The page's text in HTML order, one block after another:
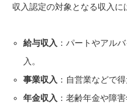
収入認定の対象となる収入に
給与収入 ：パートやアル
入。
事業収入 ：自営業などで得
年金収入 ：老齢年金や障